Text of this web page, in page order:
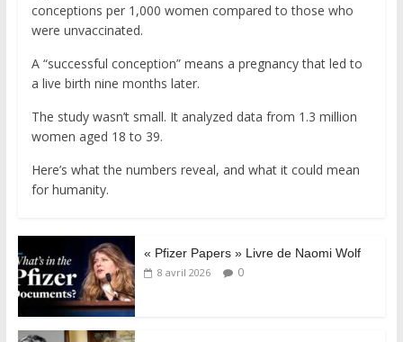
conceptions per 1,000 women compared to those who
were unvaccinated.
A “successful conception” means a pregnancy that led to
a live birth nine months later.
The study wasn’t small. It analyzed data from 1.3 million
women aged 18 to 39.
Here’s what the numbers reveal, and what it could mean
for humanity.
« Pfizer Papers » Livre de Naomi Wolf
8 avril 2026 0